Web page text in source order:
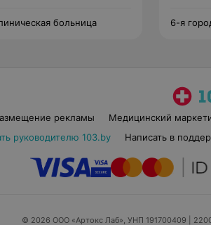
больница 6-я
рекламы Медицинский
руководителю 103.by
Написать в
© 2026 ООО «Артокс Лаб», УНП 191700409 |